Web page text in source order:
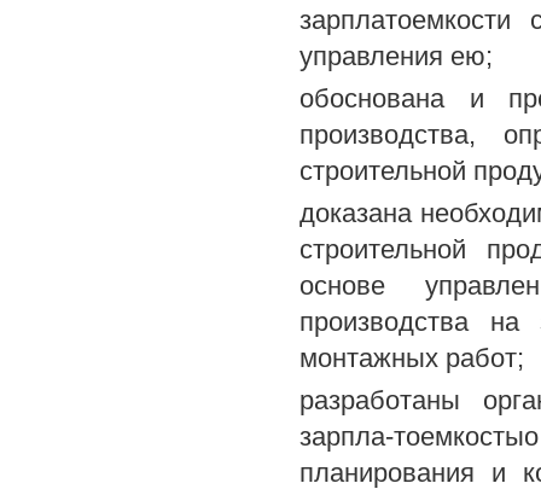
зарплатоемкости
управления ею;
обоснована и
производства,
строительной
доказана
строительной
основе
производства
монтажных работ;
разработаны
зарпла-
планирования и